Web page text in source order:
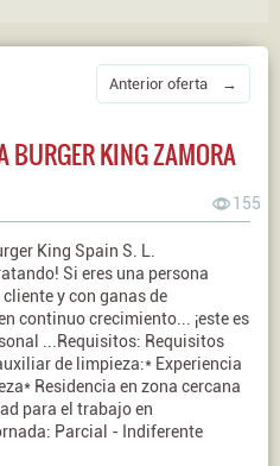
Anterior oferta →
BURGER KING ZAMORA
155
King Spain S. L.
Si eres una persona
y con ganas de
continuo crecimiento... ¡este es
...Requisitos: Requisitos
de limpieza:* Experiencia
Residencia en zona cercana
para el trabajo en
Parcial - Indiferente